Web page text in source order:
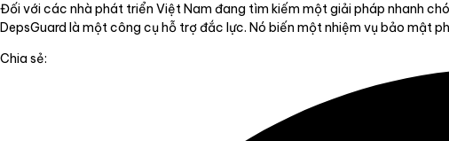
Đối với các nhà phát triển Việt Nam đang tìm kiếm một giải pháp nhanh
DepsGuard là một công cụ hỗ trợ đắc lực. Nó biến một nhiệm vụ bảo mật
Chia sẻ: